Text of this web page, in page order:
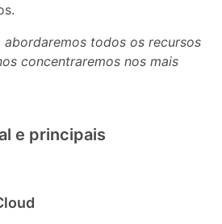
abordaremos todos os recursos
concentraremos nos mais
e principais